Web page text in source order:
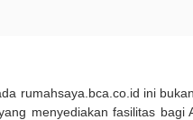
rumahsaya.bca.co.id ini
menyediakan fasilitas